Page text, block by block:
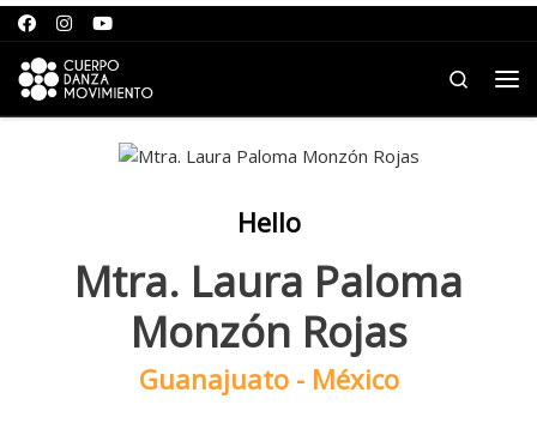
Saltar al contenido
Search
Hello
Mtra. Laura Paloma
Monzón Rojas
Guanajuato - México